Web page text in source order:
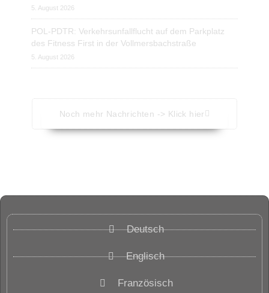
5. August 2026
POL-PDTR: Verkehrsunfallflucht auf dem Parkplatz
des Fitness First in der Vollmersbachstraße
5. August 2026
Noch mehr Nachrichten -> Klick hier
Deutsch
Englisch
Französisch